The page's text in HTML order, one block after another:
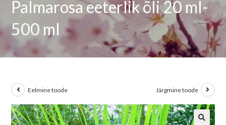
Palmarosa eeterlik õli 20 ml-
500 ml
Eelmine toode Järgmine toode